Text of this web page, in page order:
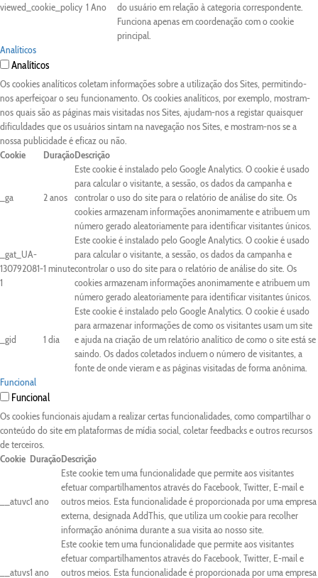
viewed_cookie_policy 1 Ano
do usuário em relação à categoria correspondente.
Funciona apenas em coordenação com o cookie
principal.
Analíticos
Analíticos
Os cookies analíticos coletam informações sobre a utilização dos Sites, permitindo-
nos aperfeiçoar o seu funcionamento. Os cookies analíticos, por exemplo, mostram-
nos quais são as páginas mais visitadas nos Sites, ajudam-nos a registar quaisquer
dificuldades que os usuários sintam na navegação nos Sites, e mostram-nos se a
nossa publicidade é eficaz ou não.
Cookie
DuraçãoDescrição
_ga 2 anos
Este cookie é instalado pelo Google Analytics. O cookie é usado
para calcular o visitante, a sessão, os dados da campanha e
controlar o uso do site para o relatório de análise do site. Os
cookies armazenam informações anonimamente e atribuem um
número gerado aleatoriamente para identificar visitantes únicos.
_gat_UA-
130792081-
1
1 minute
Este cookie é instalado pelo Google Analytics. O cookie é usado
para calcular o visitante, a sessão, os dados da campanha e
controlar o uso do site para o relatório de análise do site. Os
cookies armazenam informações anonimamente e atribuem um
número gerado aleatoriamente para identificar visitantes únicos.
_gid 1 dia
Este cookie é instalado pelo Google Analytics. O cookie é usado
para armazenar informações de como os visitantes usam um site
e ajuda na criação de um relatório analítico de como o site está se
saindo. Os dados coletados incluem o número de visitantes, a
fonte de onde vieram e as páginas visitadas de forma anônima.
Funcional
Funcional
Os cookies funcionais ajudam a realizar certas funcionalidades, como compartilhar o
conteúdo do site em plataformas de mídia social, coletar feedbacks e outros recursos
de terceiros.
Cookie DuraçãoDescrição
__atuvc1 ano
Este cookie tem uma funcionalidade que permite aos visitantes
efetuar compartilhamentos através do Facebook, Twitter, E-mail e
outros meios. Esta funcionalidade é proporcionada por uma empresa
externa, designada AddThis, que utiliza um cookie para recolher
informação anónima durante a sua visita ao nosso site.
__atuvs1 ano
Este cookie tem uma funcionalidade que permite aos visitantes
efetuar compartilhamentos através do Facebook, Twitter, E-mail e
outros meios. Esta funcionalidade é proporcionada por uma empresa